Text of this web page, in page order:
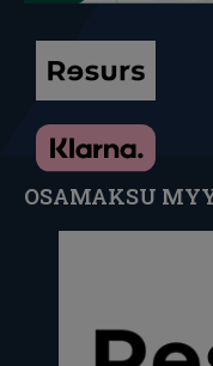
OSAMAKSU